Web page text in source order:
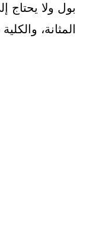
بول ولا يحتاج
المثانة،